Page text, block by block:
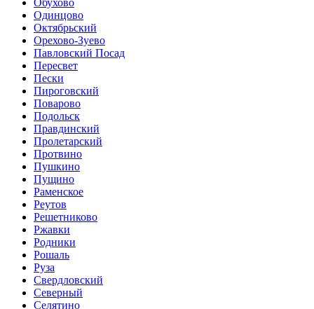
Одинцово
Октябрьский
Орехово-Зуево
Павловский Посад
Пересвет
Пески
Пироговский
Поварово
Подольск
Правдинский
Пролетарский
Протвино
Пушкино
Пущино
Раменское
Реутов
Решетниково
Ржавки
Родники
Рошаль
Руза
Свердловский
Северный
Селятино